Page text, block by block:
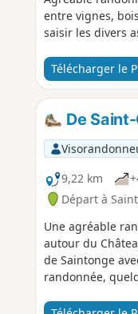
entre vignes,
saisir les divers
Télécharger le
De
9,22 km
Départ à
Une agréable
autour du
de Saintonge
randonnée,